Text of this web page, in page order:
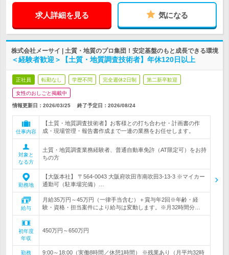
求人詳細を見る 気になる
株式会社メーサイ | 土質・地質のプロ集団！安定基盤のもと成長できる環境
＜経験者歓迎＞【土質・地質調査技術者】年休120日以上
正社員 転勤なし 学歴不問 完全週休2日制 第二新卒歓迎
女性のおしごと掲載中
情報更新日：2026/03/25 終了予定日： 2026/08/24
仕事内容
【土質・地質調査技術者】お客様との打ち合わせ・計画書の作
成・現場管理・報告書作成まで一連の業務をお任せします。
対象と
なる方
土質・地質調査業務経験者、普通自動車免許（AT限定可）をお持
ちの方
勤務地
【大阪本社】 〒564-0043 大阪府吹田市南吹田3-13-3 ※マイカー
通勤可（駐車場完備）…
給与
月給35万円～45万円（一律手当含む）＋賞与年2回※年齢・経
験・資格・担当案件により給与は変動します。※月32時間分…
初年度
年収
450万円～650万円
勤務 9:00～18:00（実働8時間／休憩1時間） ※残業あり（月平均32時